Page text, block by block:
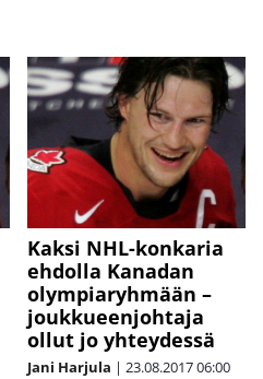
Kaksi NHL-konkaria
ehdolla Kanadan
olympiaryhmään –
joukkueenjohtaja
ollut jo yhteydessä
Jani Harjula | 23.08.201706:00